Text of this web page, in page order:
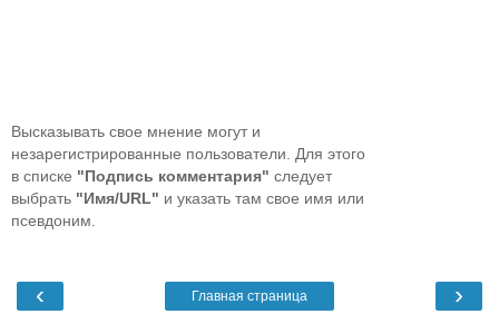
Высказывать свое мнение могут и
незарегистрированные пользователи. Для этого
в списке "Подпись комментария" следует
выбрать "Имя/URL" и указать там свое имя или
псевдоним.
‹ ›
Главная страница